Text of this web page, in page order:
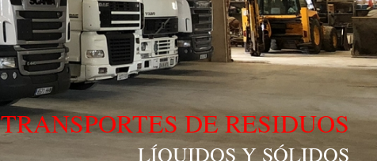
TRANSPORTES DE RESIDUOS
LÍQUIDOS Y SÓLIDOS